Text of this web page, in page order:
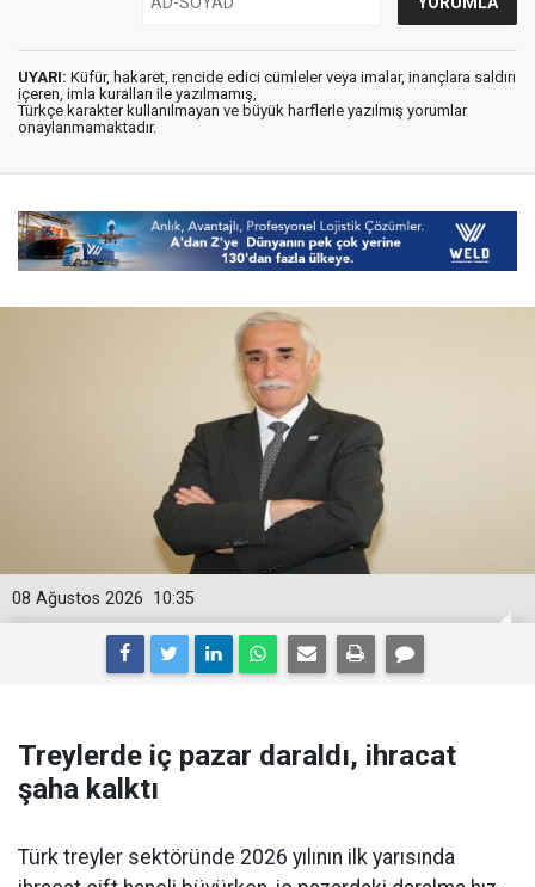
UYARI: Küfür, hakaret, rencide edici cümleler veya imalar, inançlara saldırı
içeren, imla kuralları ile yazılmamış,
Türkçe karakter kullanılmayan ve büyük harflerle yazılmış yorumlar
onaylanmamaktadır.
10:35
08 Ağustos 2026
Treylerde iç pazar daraldı, ihracat
şaha kalktı
Türk treyler sektöründe 2026 yılının ilk yarısın­da